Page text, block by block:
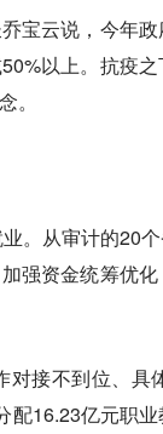
宝云说，今年
以上。抗疫
。
。从审计的20
强资金统筹优
接不到位、具
16.23亿元职